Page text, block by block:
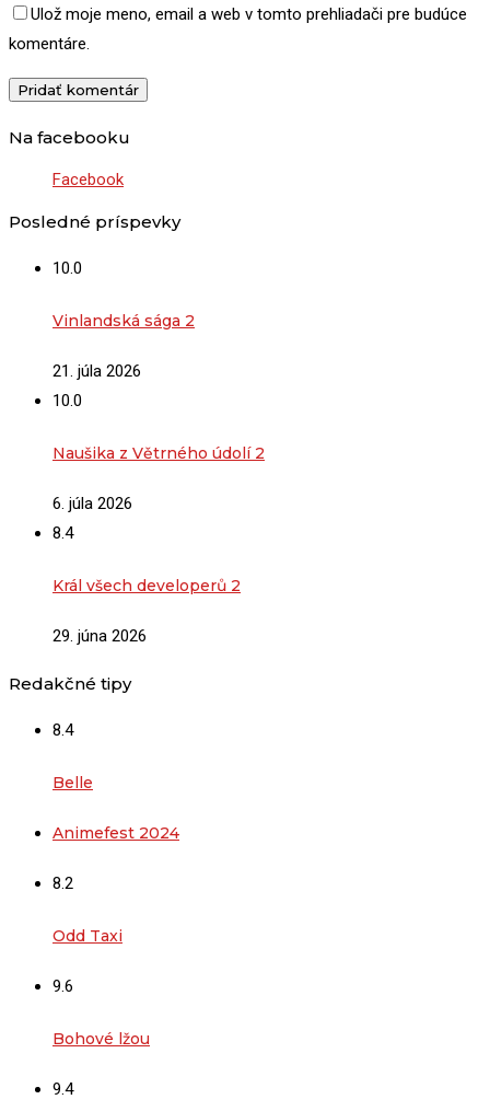
Ulož moje meno, email a web v tomto prehliadači pre budúce
komentáre.
Na facebooku
Facebook
Posledné príspevky
10.0
Vinlandská sága 2
21. júla 2026
10.0
Naušika z Větrného údolí 2
6. júla 2026
8.4
Král všech developerů 2
29. júna 2026
Redakčné tipy
8.4
Belle
Animefest 2024
8.2
Odd Taxi
9.6
Bohové lžou
9.4